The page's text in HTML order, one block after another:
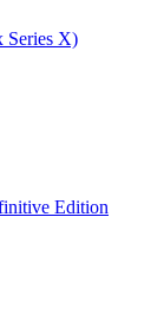
Series X)
Edition